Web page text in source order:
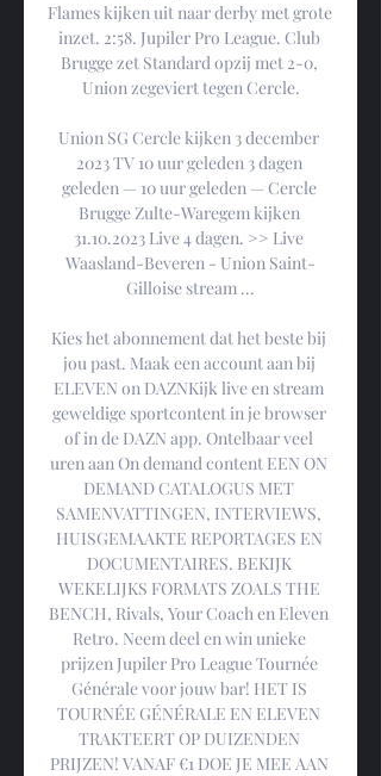
Flames kijken uit naar derby met grote
inzet. 2:58. Jupiler Pro League. Club
Brugge zet Standard opzij met 2-0,
Union zegeviert tegen Cercle.
Union SG Cercle kijken 3 december
2023 TV 10 uur geleden 3 dagen
geleden — 10 uur geleden — Cercle
Brugge Zulte-Waregem kijken
31.10.2023 Live 4 dagen. >> Live
Waasland-Beveren - Union Saint-
Gilloise stream ...
Kies het abonnement dat het beste bij
jou past. Maak een account aan bij
ELEVEN on DAZNKijk live en stream
geweldige sportcontent in je browser
of in de DAZN app. Ontelbaar veel
uren aan On demand content EEN ON
DEMAND CATALOGUS MET
SAMENVATTINGEN, INTERVIEWS,
HUISGEMAAKTE REPORTAGES EN
DOCUMENTAIRES. BEKIJK
WEKELIJKS FORMATS ZOALS THE
BENCH, Rivals, Your Coach en Eleven
Retro. Neem deel en win unieke
prijzen Jupiler Pro League Tournée
Générale voor jouw bar! HET IS
TOURNÉE GÉNÉRALE EN ELEVEN
TRAKTEERT OP DUIZENDEN
PRIJZEN! VANAF €1 DOE JE MEE AAN